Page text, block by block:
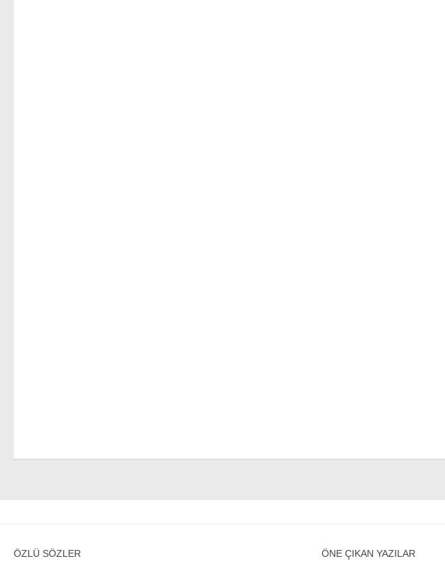
ÖZLÜ SÖZLER ÖNE ÇIKAN YAZILAR